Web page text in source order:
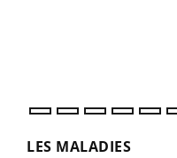
LES MALADIES